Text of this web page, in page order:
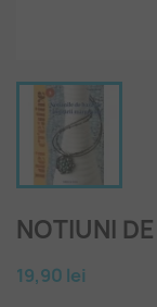
NOTIUNI
19,90 lei